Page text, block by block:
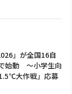
」が全国16自
始動 ～小学生向
大作戦」応募